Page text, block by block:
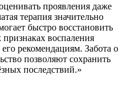
проявления даже
терапия значительно
быстро восстановить
воспаления
рекомендациям. Забота о
позволяют сохранить
последствий.»